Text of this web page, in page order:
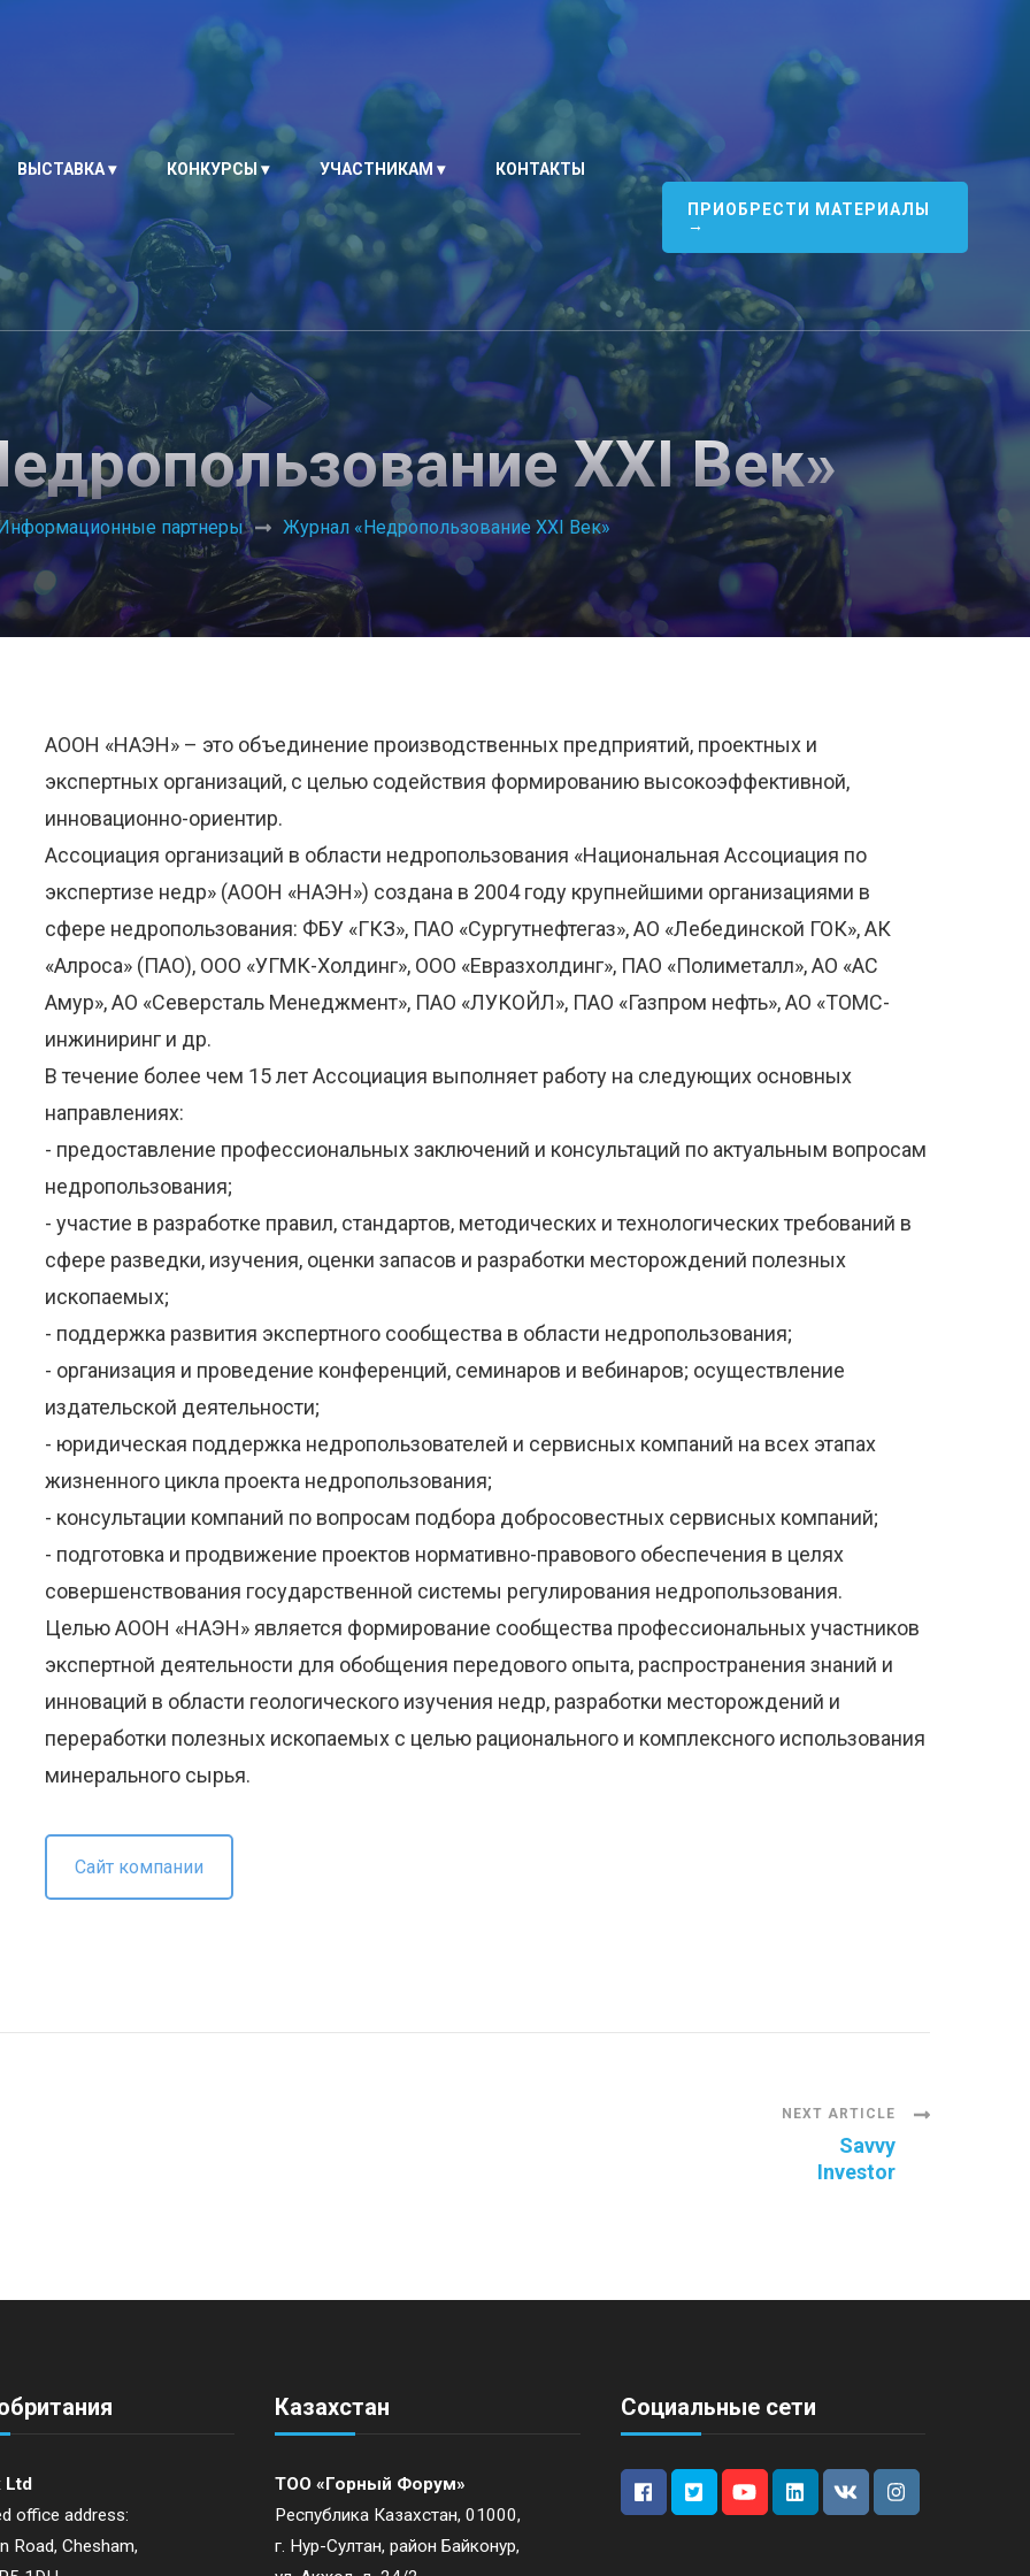
ВЫСТАВКА КОНКУРСЫ УЧАСТНИКАМ КОНТАКТЫ
ПРИОБРЕСТИ МАТЕРИАЛЫ
→
ХХI Век»
партнеры Журнал «Недропользование ХХI Век»
АООН «НАЭН» – это объединение производственных предприятий, проектных и
экспертных организаций, с целью содействия формированию высокоэффективной,
инновационно-ориентир.
Ассоциация организаций в области недропользования «Национальная Ассоциация по
экспертизе недр» (АООН «НАЭН») создана в 2004 году крупнейшими организациями в
сфере недропользования: ФБУ «ГКЗ», ПАО «Сургутнефтегаз», АО «Лебединской ГОК», АК
«Алроса» (ПАО), ООО «УГМК-Холдинг», ООО «Евразхолдинг», ПАО «Полиметалл», АО «АС
Амур», АО «Северсталь Менеджмент», ПАО «ЛУКОЙЛ», ПАО «Газпром нефть», АО «ТОМС-
инжиниринг и др.
В течение более чем 15 лет Ассоциация выполняет работу на следующих основных
направлениях:
- предоставление профессиональных заключений и консультаций по актуальным вопросам
недропользования;
- участие в разработке правил, стандартов, методических и технологических требований в
сфере разведки, изучения, оценки запасов и разработки месторождений полезных
ископаемых;
- поддержка развития экспертного сообщества в области недропользования;
- организация и проведение конференций, семинаров и вебинаров; осуществление
издательской деятельности;
- юридическая поддержка недропользователей и сервисных компаний на всех этапах
жизненного цикла проекта недропользования;
- консультации компаний по вопросам подбора добросовестных сервисных компаний;
- подготовка и продвижение проектов нормативно-правового обеспечения в целях
совершенствования государственной системы регулирования недропользования.
Целью АООН «НАЭН» является формирование сообщества профессиональных участников
экспертной деятельности для обобщения передового опыта, распространения знаний и
инноваций в области геологического изучения недр, разработки месторождений и
переработки полезных ископаемых с целью рационального и комплексного использования
минерального сырья.
Сайт компании
NEXT ARTICLE
Savvy
Investor
Ltd
office address:
Road, Chesham,
Казахстан
ТОО «Горный Форум»
Республика Казахстан, 01000,
г. Нур-Султан, район Байконур,
Социальные сети